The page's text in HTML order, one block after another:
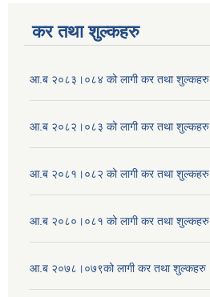
कर तथा शुल्कहरु
आ.ब २०८३।०८४ को लागी कर तथा शुल्कहरु
आ.ब २०८२।०८३ को लागी कर तथा शुल्कहरु
आ.ब २०८१।०८२ को लागी कर तथा शुल्कहरु
आ.ब २०८०।०८१ को लागी कर तथा शुल्कहरु
आ.ब २०७८।०७९को लागी कर तथा शुल्कहरु